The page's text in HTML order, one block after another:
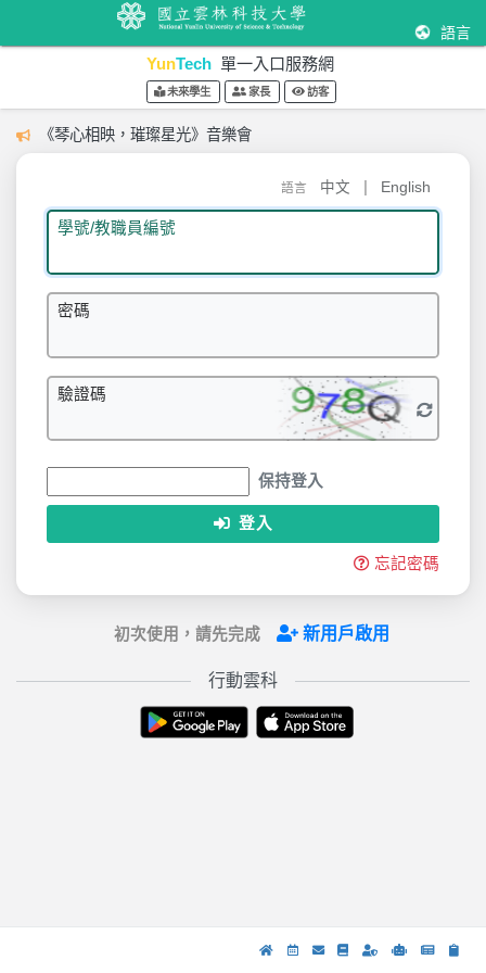
語言
YunTech 單一入口服務網
未來學生 家長 訪客
《琴心相映，璀璨星光》音樂會
語言 中文 English
學號/教職員編號
密碼
驗證碼
保持登入
登入
忘記密碼
初次使用，請先完成 新用戶啟用
行動雲科